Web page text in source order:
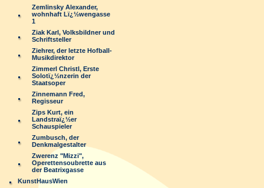
Zemlinsky Alexander,
wohnhaft Lï¿½wengasse
1
Ziak Karl, Volksbildner und
Schriftsteller
Ziehrer, der letzte Hofball-
Musikdirektor
Zimmerl Christl, Erste
Solotï¿½nzerin der
Staatsoper
Zinnemann Fred,
Regisseur
Zips Kurt, ein
Landstraï¿½er
Schauspieler
Zumbusch, der
Denkmalgestalter
Zwerenz "Mizzi",
Operettensoubrette aus
der Beatrixgasse
KunstHausWien